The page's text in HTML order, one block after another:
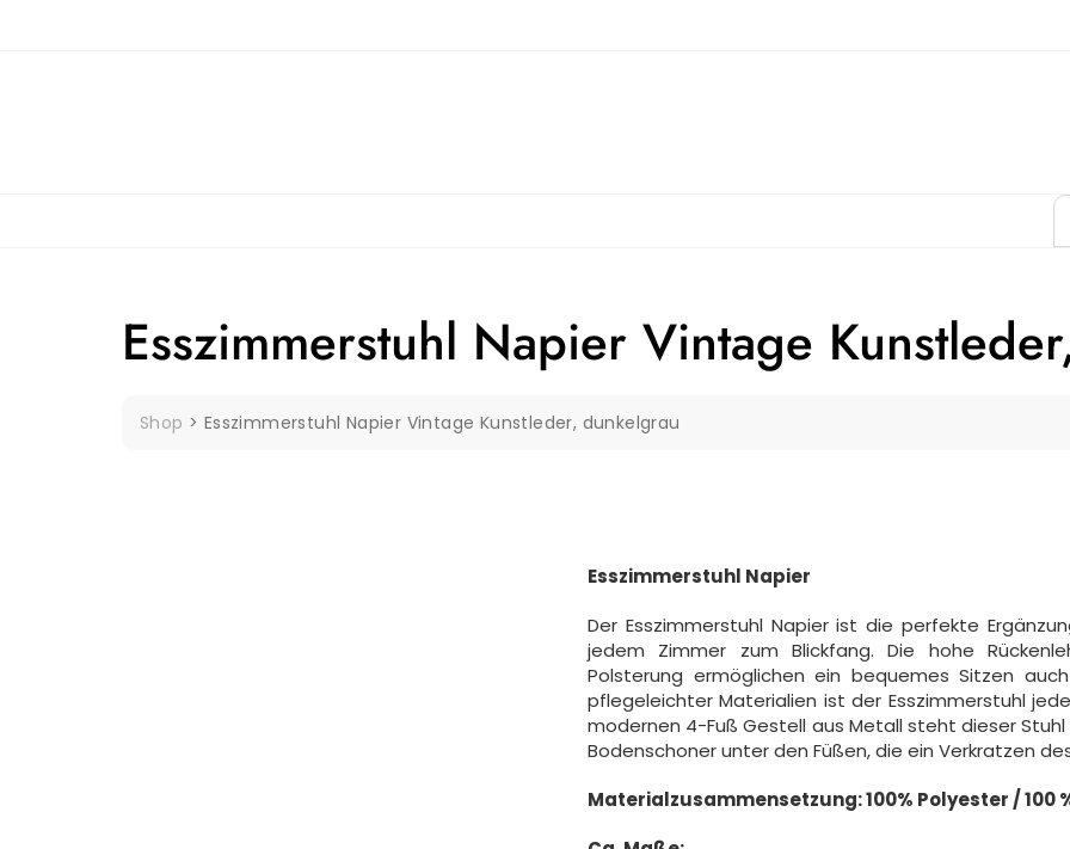
Esszimmerstuhl Napier Vintage
Shop > Esszimmerstuhl Napier Vintage Kunstleder, dunkelgrau
Esszimmerstuhl Napier
Der Esszimmerstuhl Napier ist die perfekte
jedem Zimmer zum Blickfang. Die hohe
Polsterung ermöglichen ein bequemes Sitzen
pflegeleichter Materialien ist der Esszimmerstuhl
modernen 4-Fuß Gestell aus Metall steht dieser
Bodenschoner unter den Füßen, die ein Verkratzen
Materialzusammensetzung: 100% Polyester / 100